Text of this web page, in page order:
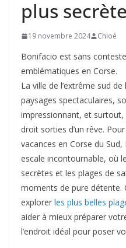
plus
19 novembre 2024 Chloé
Bonifacio est sans conteste
emblématiques en Corse.
La ville de l’extrême sud
paysages spectaculaires,
impressionnant, et
droit sorties d’un rêve.
vacances en Corse du
escale incontournable, où
secrètes et les plages de
moments de pure détente.
explorer les plus belles
aider à mieux préparer
l’endroit idéal pour poser